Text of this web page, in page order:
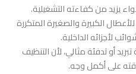
يزيد من كفاءته التشغيلية.
الكبيرة والصغيرة المتكررة
لأجزائه الداخلية.
أو تدفئة مثالي، لأن التنظيف
على أكمل وجه.